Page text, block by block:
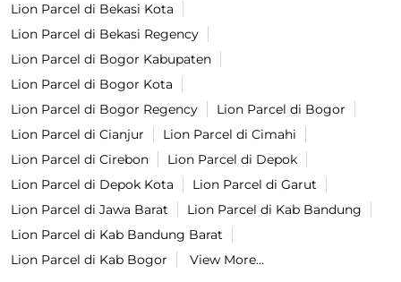
Lion Parcel di Bekasi Kota
Lion Parcel di Bekasi Regency
Lion Parcel di Bogor Kabupaten
Lion Parcel di Bogor Kota
Lion Parcel di Bogor Regency
Lion Parcel di Bogor
Lion Parcel di Cianjur
Lion Parcel di Cimahi
Lion Parcel di Cirebon
Lion Parcel di Depok
Lion Parcel di Depok Kota
Lion Parcel di Garut
Lion Parcel di Jawa Barat
Lion Parcel di Kab Bandung
Lion Parcel di Kab Bandung Barat
Lion Parcel di Kab Bogor
View More...